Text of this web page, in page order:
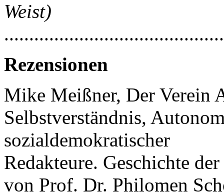
Weist)
Rezensionen
Mike Meißner, Der Verein
Selbstverständnis,
sozialdemokratischer
Redakteure. Geschichte
von Prof. Dr. Philomen